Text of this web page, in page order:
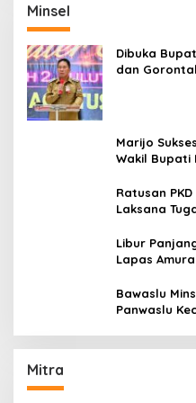
Minsel
Dibuka
dan
Marijo
Wakil Bupati
Ratusan
Laksana
Libur
Lapas
Bawaslu
Panwaslu
Mitra